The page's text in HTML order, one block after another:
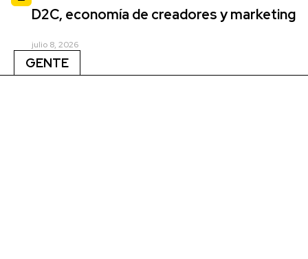
D2C, economía de creadores y marketing
julio 8, 2026
GENTE